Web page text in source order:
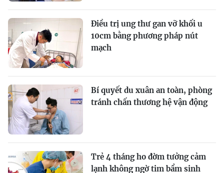
Điều trị ung thư gan vỡ khối u
10cm bằng phương pháp nút
mạch
Bí quyết du xuân an toàn, phòng
tránh chấn thương hệ vận động
Trẻ 4 tháng ho đờm tưởng cảm
lạnh không ngờ tim bẩm sinh